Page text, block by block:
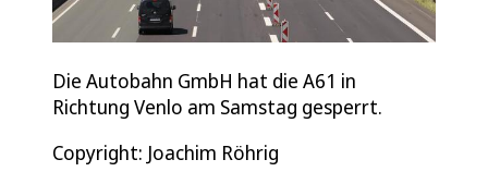
Die Autobahn GmbH hat die A61 in
Richtung Venlo am Samstag gesperrt.
Copyright: Joachim Röhrig